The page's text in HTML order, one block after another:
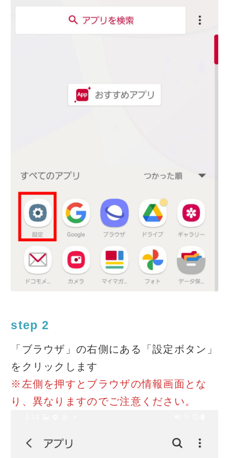
step 2
「ブラウザ」の右側にある「設定ボタン」
をクリックします
※左側を押すとブラウザの情報画面とな
り、異なりますのでご注意ください。